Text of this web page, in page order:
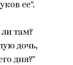
ее".
там?
дочь,
дня?"